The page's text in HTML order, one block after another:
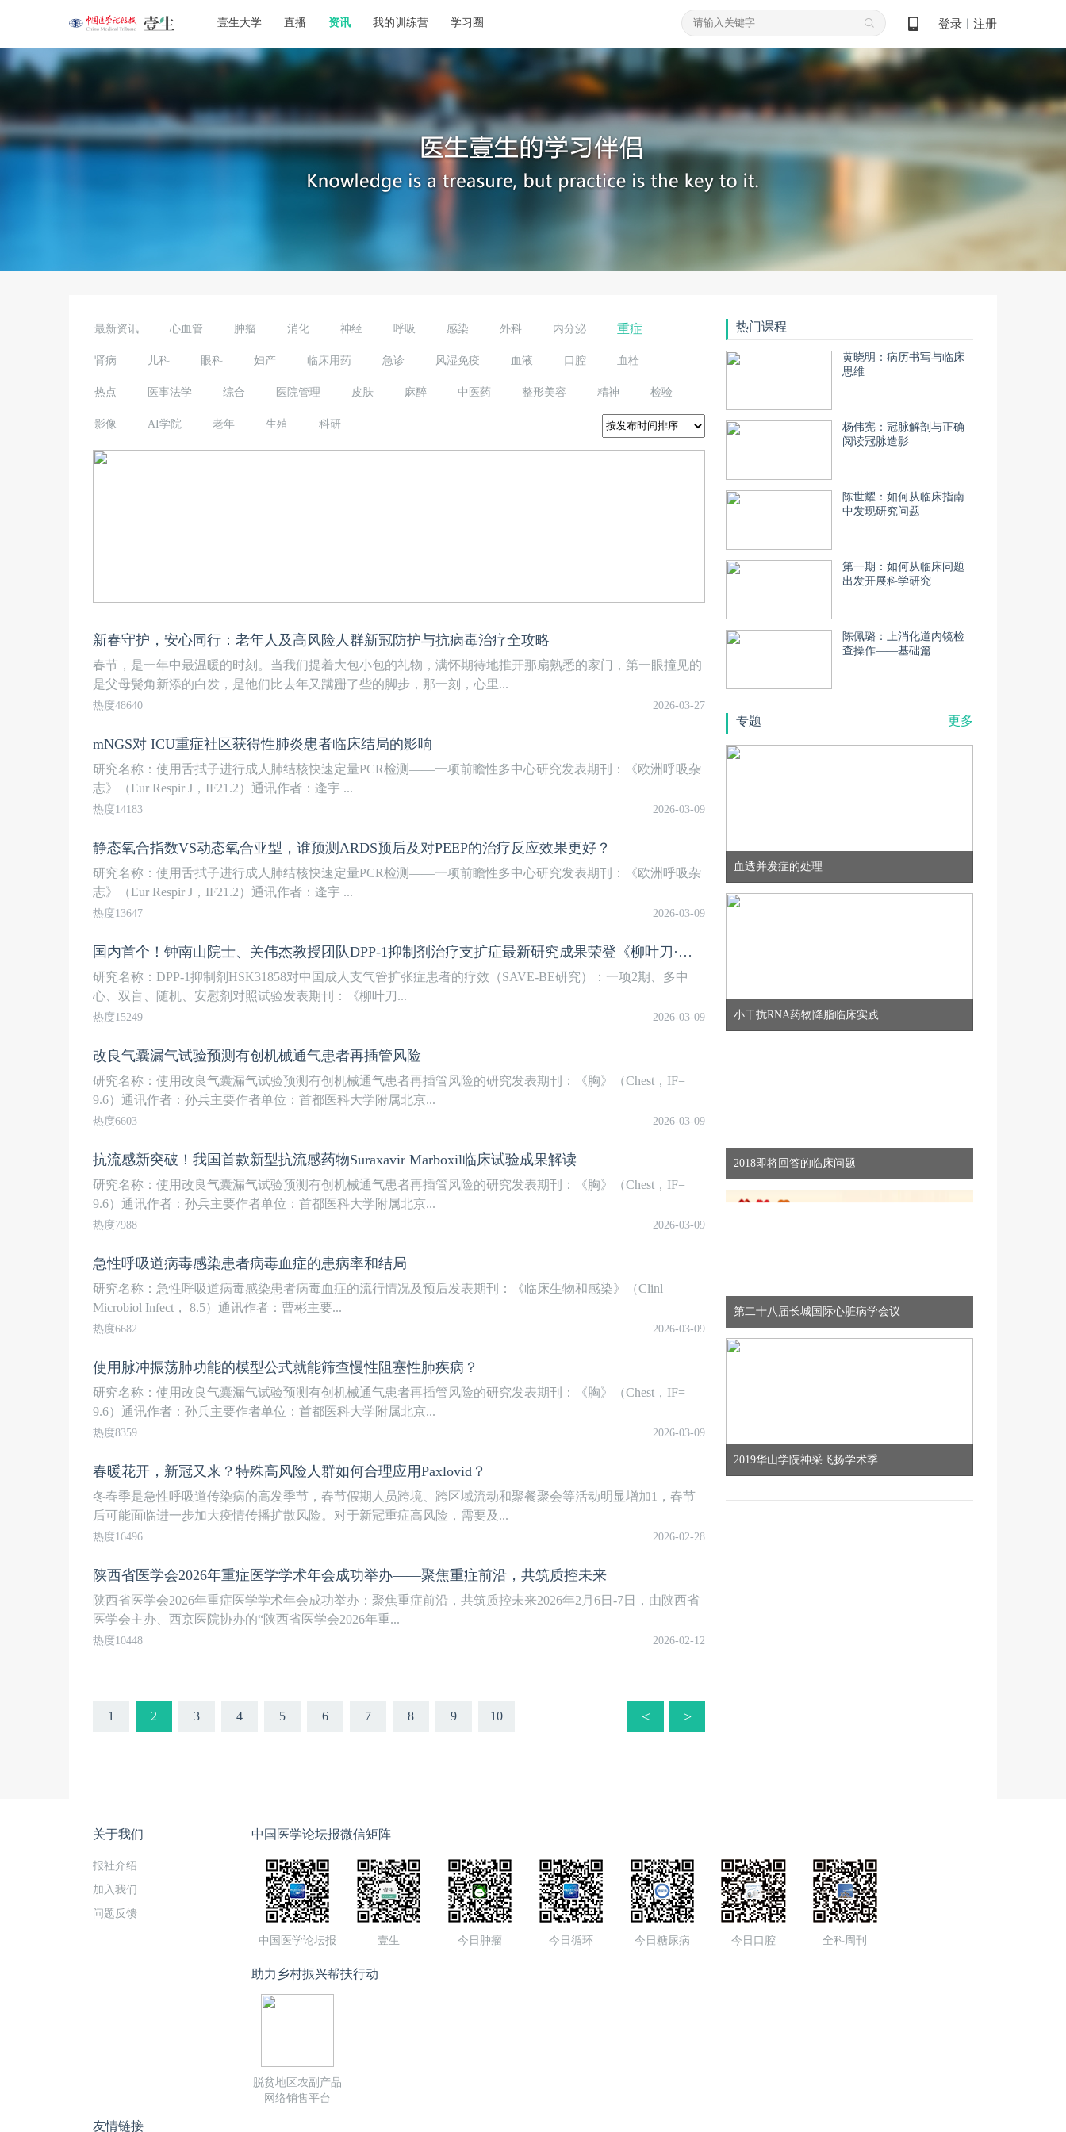
壹生大学 直播 资讯 我的训练营 学习圈 登录 注册
最新资讯 心血管 肿瘤 消化 神经 呼吸 感染 外科 内分泌 重症
肾病 儿科 眼科 妇产 临床用药 急诊 风湿免疫 血液 口腔 血栓
热点 医事法学 综合 医院管理 皮肤 麻醉 中医药 整形美容 精神 检验
影像 AI学院 老年 生殖 科研
新春守护，安心同行：老年人及高风险人群新冠防护与抗病毒治疗全攻略
春节，是一年中最温暖的时刻。当我们提着大包小包的礼物，满怀期待地推开那扇熟悉的家门，第一眼撞见的
是父母鬓角新添的白发，是他们比去年又蹒跚了些的脚步，那一刻，心里...
热度48640 2026-03-27
mNGS对 ICU重症社区获得性肺炎患者临床结局的影响
研究名称：使用舌拭子进行成人肺结核快速定量PCR检测——一项前瞻性多中心研究发表期刊：《欧洲呼吸杂
志》（Eur Respir J，IF21.2）通讯作者：逄宇 ...
热度14183 2026-03-09
静态氧合指数VS动态氧合亚型，谁预测ARDS预后及对PEEP的治疗反应效果更好？
研究名称：使用舌拭子进行成人肺结核快速定量PCR检测——一项前瞻性多中心研究发表期刊：《欧洲呼吸杂
志》（Eur Respir J，IF21.2）通讯作者：逄宇 ...
热度13647 2026-03-09
国内首个！钟南山院士、关伟杰教授团队DPP-1抑制剂治疗支扩症最新研究成果荣登《柳叶刀·呼吸病学》
研究名称：DPP-1抑制剂HSK31858对中国成人支气管扩张症患者的疗效（SAVE-BE研究）：一项2期、多中
心、双盲、随机、安慰剂对照试验发表期刊：《柳叶刀...
热度15249 2026-03-09
改良气囊漏气试验预测有创机械通气患者再插管风险
研究名称：使用改良气囊漏气试验预测有创机械通气患者再插管风险的研究发表期刊：《胸》（Chest，IF=
9.6）通讯作者：孙兵主要作者单位：首都医科大学附属北京...
热度6603 2026-03-09
抗流感新突破！我国首款新型抗流感药物Suraxavir Marboxil临床试验成果解读
研究名称：使用改良气囊漏气试验预测有创机械通气患者再插管风险的研究发表期刊：《胸》（Chest，IF=
9.6）通讯作者：孙兵主要作者单位：首都医科大学附属北京...
热度7988 2026-03-09
急性呼吸道病毒感染患者病毒血症的患病率和结局
研究名称：急性呼吸道病毒感染患者病毒血症的流行情况及预后发表期刊：《临床生物和感染》（Clinl
Microbiol Infect， 8.5）通讯作者：曹彬主要...
热度6682 2026-03-09
使用脉冲振荡肺功能的模型公式就能筛查慢性阻塞性肺疾病？
研究名称：使用改良气囊漏气试验预测有创机械通气患者再插管风险的研究发表期刊：《胸》（Chest，IF=
9.6）通讯作者：孙兵主要作者单位：首都医科大学附属北京...
热度8359 2026-03-09
春暖花开，新冠又来？特殊高风险人群如何合理应用Paxlovid？
冬春季是急性呼吸道传染病的高发季节，春节假期人员跨境、跨区域流动和聚餐聚会等活动明显增加1，春节
后可能面临进一步加大疫情传播扩散风险。对于新冠重症高风险，需要及...
热度16496 2026-02-28
陕西省医学会2026年重症医学学术年会成功举办——聚焦重症前沿，共筑质控未来
陕西省医学会2026年重症医学学术年会成功举办：聚焦重症前沿，共筑质控未来2026年2月6日-7日，由陕西省
医学会主办、西京医院协办的“陕西省医学会2026年重...
热度10448 2026-02-12
1 2 3 4 5 6 7 8 9 10 < >
热门课程
黄晓明：病历书写与临床
思维
杨伟宪：冠脉解剖与正确
阅读冠脉造影
陈世耀：如何从临床指南
中发现研究问题
第一期：如何从临床问题
出发开展科学研究
陈佩璐：上消化道内镜检
查操作——基础篇
专题 更多
血透并发症的处理
小干扰RNA药物降脂临床实践
2018即将回答的临床问题
第二十八届长城国际心脏病学会议
2019华山学院神采飞扬学术季
关于我们
报社介绍
加入我们
问题反馈
中国医学论坛报微信矩阵
中国医学论坛报 壹生 今日肿瘤 今日循环 今日糖尿病 今日口腔 全科周刊
助力乡村振兴帮扶行动
脱贫地区农副产品
网络销售平台
友情链接